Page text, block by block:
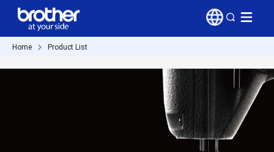
Home Product List